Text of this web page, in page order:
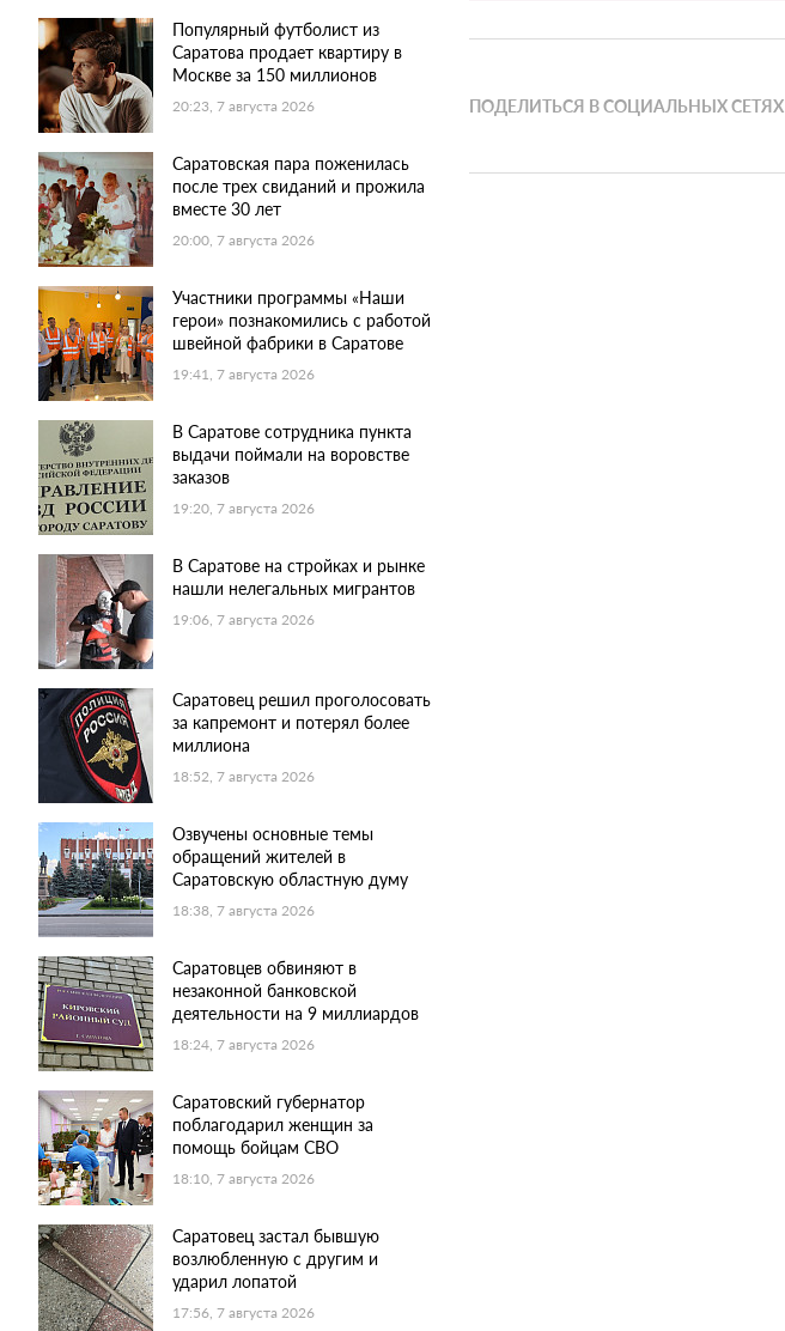
Популярный футболист из
Саратова продает квартиру в
Москве за 150 миллионов
20:23, 7 августа 2026
Саратовская пара поженилась
после трех свиданий и прожила
вместе 30 лет
20:00, 7 августа 2026
Участники программы «Наши
герои» познакомились с работой
швейной фабрики в Саратове
19:41, 7 августа 2026
В Саратове сотрудника пункта
выдачи поймали на воровстве
заказов
19:20, 7 августа 2026
В Саратове на стройках и рынке
нашли нелегальных мигрантов
19:06, 7 августа 2026
Саратовец решил проголосовать
за капремонт и потерял более
миллиона
18:52, 7 августа 2026
Озвучены основные темы
обращений жителей в
Саратовскую областную думу
18:38, 7 августа 2026
Саратовцев обвиняют в
незаконной банковской
деятельности на 9 миллиардов
18:24, 7 августа 2026
Саратовский губернатор
поблагодарил женщин за
помощь бойцам СВО
18:10, 7 августа 2026
Саратовец застал бывшую
возлюбленную с другим и
ударил лопатой
17:56, 7 августа 2026
ПОДЕЛИТЬСЯ В СОЦИАЛЬНЫХ СЕТЯХ